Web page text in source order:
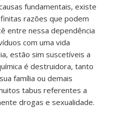
fundamentais, existe
razões que podem
entre nessa dependência
com uma vida
estão sim suscetíveis a
é destruidora, tanto
família ou demais
tabus referentes a
drogas e sexualidade.